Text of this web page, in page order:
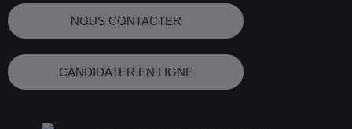
NOUS CONTACTER
CANDIDATER EN LIGNE